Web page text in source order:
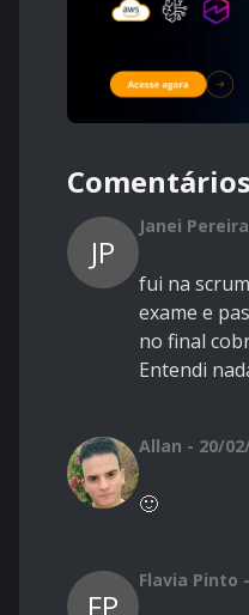
JP
Janei
fui na
exame e
no final
Entendi
Allan - 20/
🙂
FP
Flavia Pinto